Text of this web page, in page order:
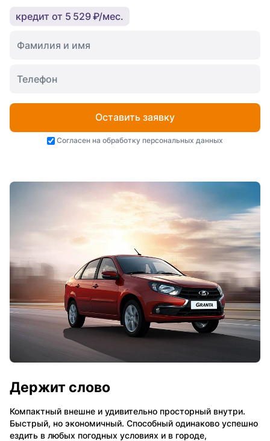
кредит от 5 529 ₽/мес.
Оставить заявку
Согласен на обработку персональных данных
Держит слово
Компактный внешне и удивительно просторный внутри.
Быстрый, но экономичный. Способный одинаково успешно
ездить в любых погодных условиях и в городе,